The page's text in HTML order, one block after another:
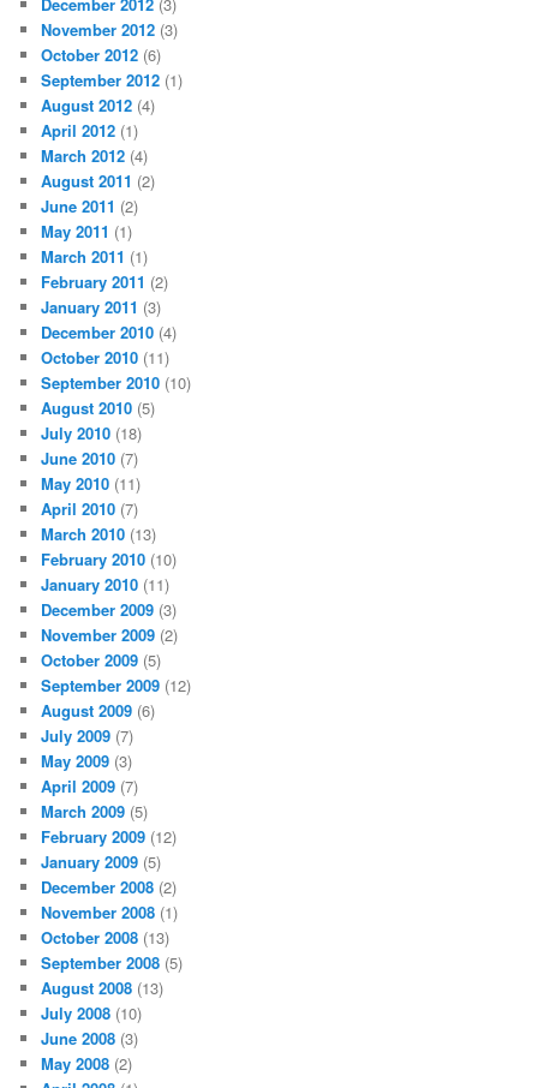
November 2012 (3)
October 2012 (6)
September 2012 (1)
August 2012 (4)
April 2012 (1)
March 2012 (4)
August 2011 (2)
June 2011 (2)
May 2011 (1)
March 2011 (1)
February 2011 (2)
January 2011 (3)
December 2010 (4)
October 2010 (11)
September 2010 (10)
August 2010 (5)
July 2010 (18)
June 2010 (7)
May 2010 (11)
April 2010 (7)
March 2010 (13)
February 2010 (10)
January 2010 (11)
December 2009 (3)
November 2009 (2)
October 2009 (5)
September 2009 (12)
August 2009 (6)
July 2009 (7)
May 2009 (3)
April 2009 (7)
March 2009 (5)
February 2009 (12)
January 2009 (5)
December 2008 (2)
November 2008 (1)
October 2008 (13)
September 2008 (5)
August 2008 (13)
July 2008 (10)
June 2008 (3)
May 2008 (2)